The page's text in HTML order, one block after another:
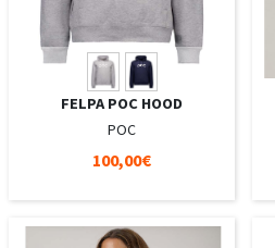
FELPA POC HOOD
POC
100,00€